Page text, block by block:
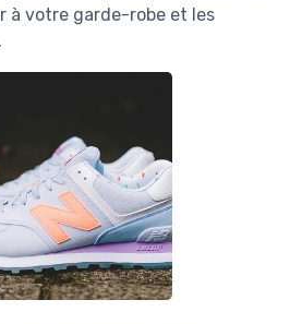
à votre garde-robe et les